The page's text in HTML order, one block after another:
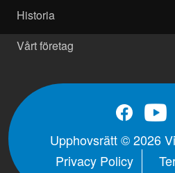
Historia
Vårt företag
Upphovsrätt © 2026
Privacy Policy